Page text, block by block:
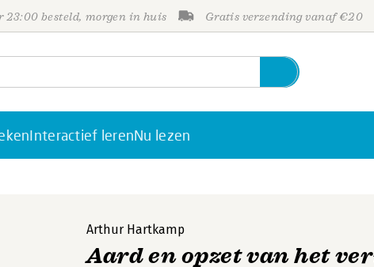
23:00 besteld, morgen in huis Gratis verzending vanaf €20
Interactief lerenNu lezen
Arthur Hartkamp
Aard en opzet van het
Personen